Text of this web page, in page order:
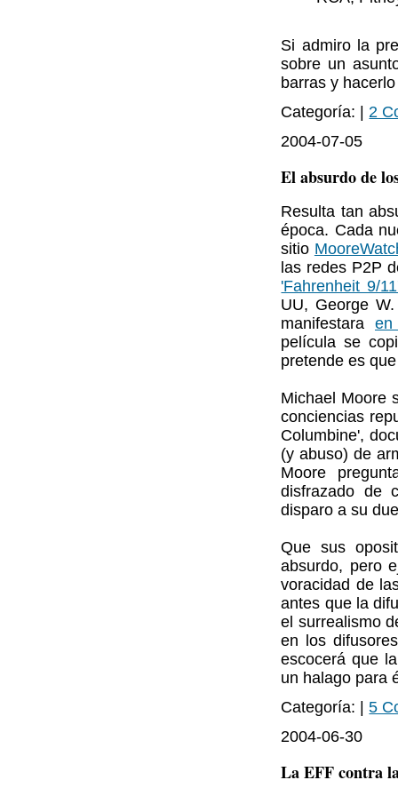
Si admiro la
sobre un
barras y
Categoría: | 2
2004-07-05
El absurdo de
Resulta tan
época. Cada
sitio
las redes P2P
'Fahrenheit 9/
UU, George
manifestara en
película se
pretende es
Michael Moore
conciencias
Columbine',
(y abuso) de
Moore
disfrazado de
disparo a su
Que sus
absurdo, pero
voracidad de
antes que la
el surrealismo
en los
escocerá que
un halago para
Categoría: |5
2004-06-30
La EFF contra